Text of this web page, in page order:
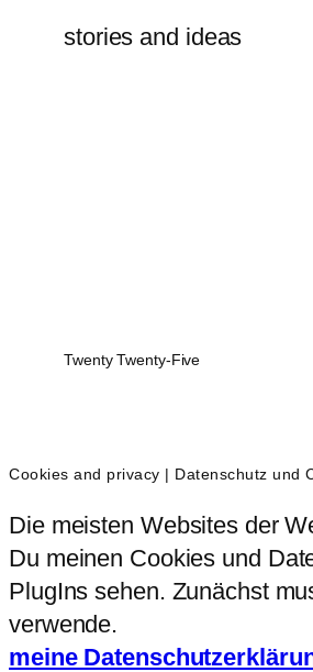
stories and ideas
Twenty Twenty-Five
Cookies and privacy | Datenschutz und
Die meisten Websites der
Du meinen Cookies und
PlugIns sehen. Zunächst
verwende.
meine